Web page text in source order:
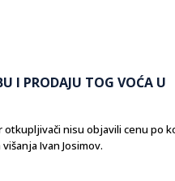
I PRODAJU TOG VOĆA U
nisu objavili cenu po
Ivan Josimov.